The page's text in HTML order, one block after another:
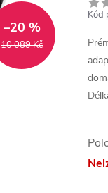
10 089 Kč
–20 %
Kód